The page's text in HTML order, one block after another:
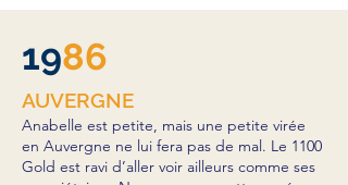
1986
AUVERGNE
Anabelle est petite, mais une petite virée
en Auvergne ne lui fera pas de mal. Le 1100
Gold est ravi d’aller voir ailleurs comme ses